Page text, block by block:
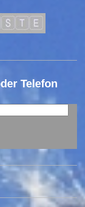
Telefon